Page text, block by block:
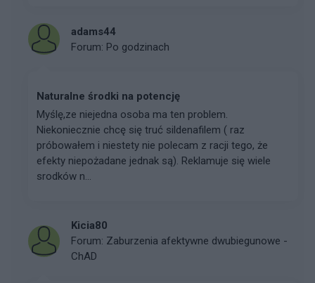
adams44
Forum: Po godzinach
Naturalne środki na potencję
Myślę,ze niejedna osoba ma ten problem.
Niekoniecznie chcę się truć sildenafilem ( raz
próbowałem i niestety nie polecam z racji tego, że
efekty niepożadane jednak są). Reklamuje się wiele
srodków n...
Kicia80
Forum: Zaburzenia afektywne dwubiegunowe -
ChAD